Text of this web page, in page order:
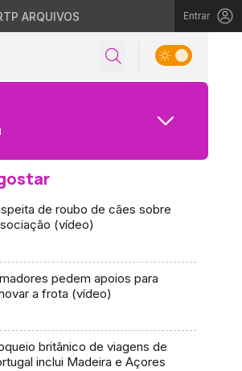
ARQUIVOS Entrar
de roubo de cães sobre
(vídeo)
pedem apoios para
a frota (vídeo)
britânico de viagens de
inclui Madeira e Açores